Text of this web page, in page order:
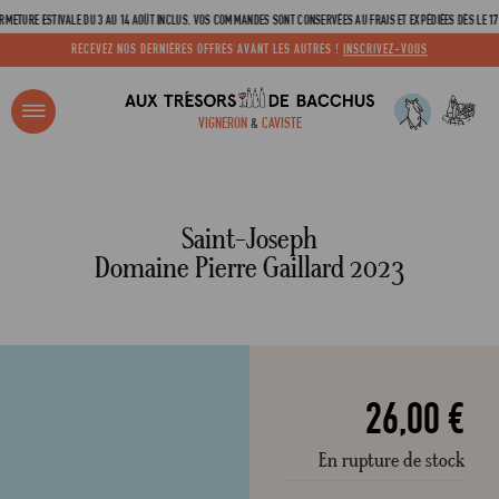
DU 3 AU 14 AOÛT INCLUS. VOS COMMANDES SONT CONSERVÉES AU FRAIS ET EXPÉDIÉES DÈS LE 17 AOÛT !
LIVRAISON OFFERTE À PARTIR DE 100€ !
RECEVEZ NOS DERNIÈRES OFFRES AVANT LES AUTRES ! INSCRIVEZ-VOUS
VIGNERON& CAVISTE
Mot de passe
?
Saint-Joseph
Domaine Pierre Gaillard 2023
26,00 €
En rupture de stock